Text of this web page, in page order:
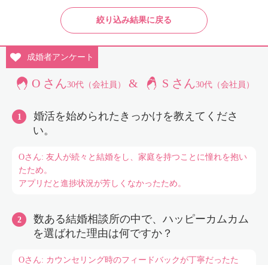
絞り込み結果に戻る
成婚者アンケート
O さん30代（会社員） & S さん30代（会社員）
婚活を始められたきっかけを教えてくださ
い。
Oさん: 友人が続々と結婚をし、家庭を持つことに憧れを抱い
たため。
アプリだと進捗状況が芳しくなかったため。
数ある結婚相談所の中で、ハッピーカムカム
を選ばれた理由は何ですか？
Oさん: カウンセリング時のフィードバックが丁寧だったた